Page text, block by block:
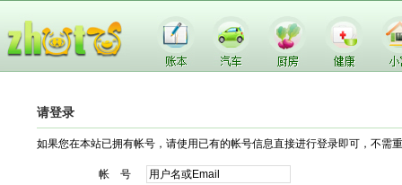
请登录
如果您在本站已拥有帐号，请使用已有的帐号信息直接进行登录即可，不需
帐 号